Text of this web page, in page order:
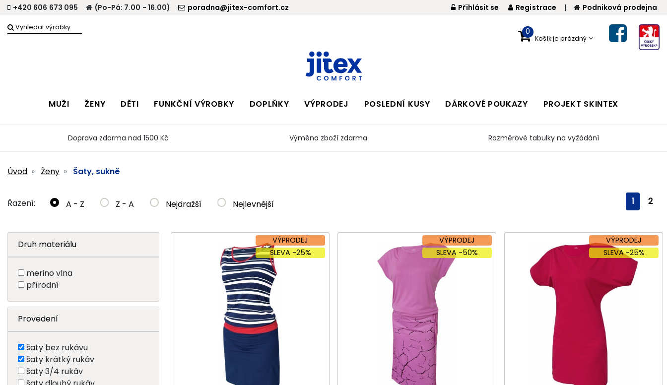
+420 606 673 095 (Po-Pá: 7.00 - 16.00) poradna@jitex-comfort.cz Přihlásit se Registrace | Podniková prodejna
0
Košík je prázdný
MUŽI ŽENY DĚTI FUNKČNÍ VÝROBKY DOPLŇKY VÝPRODEJ POSLEDNÍ KUSY DÁRKOVÉ POUKAZY PROJEKT SKINTEX
Doprava zdarma nad 1500 Kč Výměna zboží zdarma Rozměrové tabulky na vyžádání
Úvod Ženy Šaty, sukně
Řazení: A - Z Z - A Nejdražší Nejlevnější 1 2
Druh materiálu
merino vlna
přírodní
Provedení
šaty bez rukávu
šaty krátký rukáv
šaty 3/4 rukáv
VÝPRODEJ
SLEVA -25%
VÝPRODEJ
SLEVA -50%
VÝPRODEJ
SLEVA -25%